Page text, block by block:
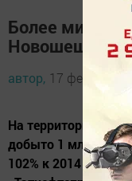
Более
автор, 17 февраля
На территории
добыто 1 млн. 175
102% к 2014 году.